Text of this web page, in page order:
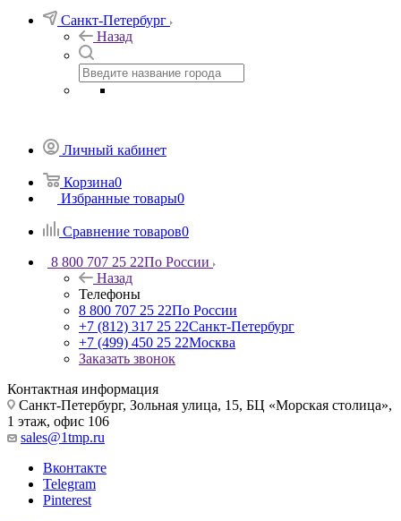
Санкт-Петербург
Назад
Личный кабинет
Корзина0
Избранные товары0
Сравнение товаров0
8 800 707 25 22По России
Назад
Телефоны
8 800 707 25 22По России
+7 (812) 317 25 22Санкт-Петербург
+7 (499) 450 25 22Москва
Заказать звонок
Контактная информация
Санкт-Петербург, Зольная улица, 15, БЦ «Морская столица»,
1 этаж, офис 106
sales@1tmp.ru
Вконтакте
Telegram
Pinterest